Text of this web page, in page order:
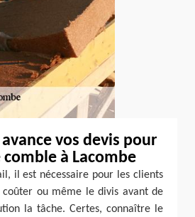
vos devis pour
à Lacombe
il est nécessaire pour les clients
ou même le divis avant de
la tâche. Certes, connaître le